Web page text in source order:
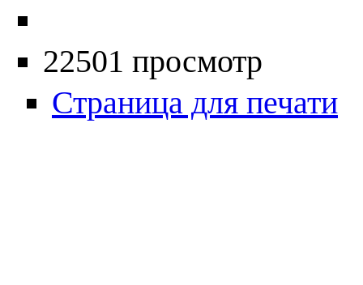
22501 просмотр
Страница для печати